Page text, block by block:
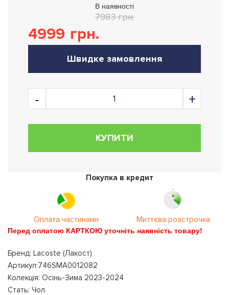
В наявності
7983 грн.
4999 грн.
Швидке замовлення
КУПИТИ
Покупка в кредит
Оплата частинами Миттєва розстрочка
Перед оплатою КАРТКОЮ уточніть наявність товару!
Бренд: Lacoste (Лакост)
Артикул:746SMA0012082
Колекція: Осінь-Зима 2023-2024
Стать: Чол.